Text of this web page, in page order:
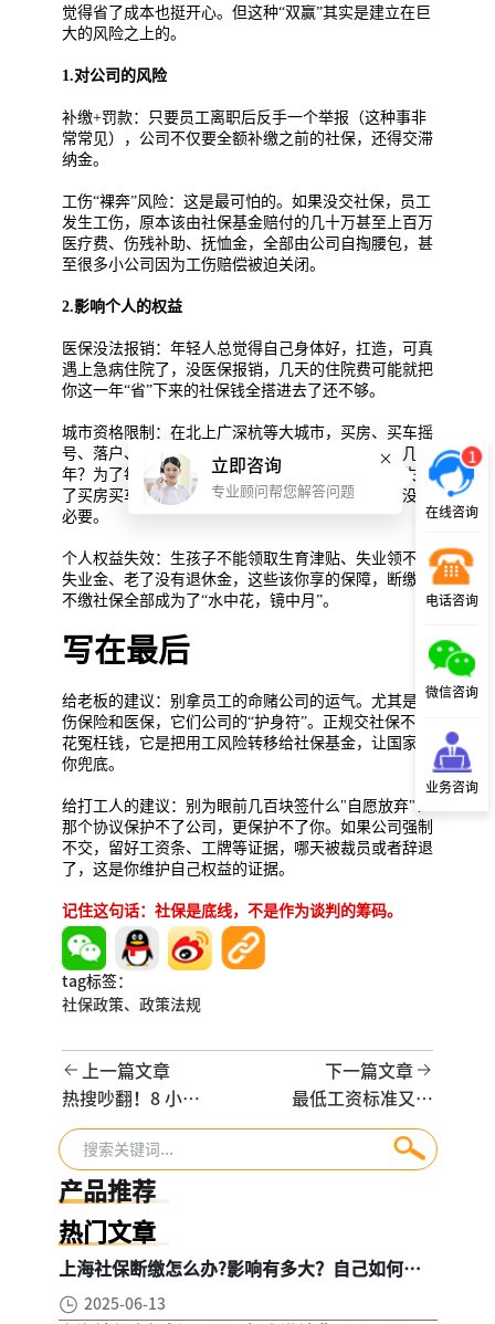
觉得省了成本也挺开心。但这种“双赢”其实是建立在巨
大的风险之上的。
1.对公司的风险
补缴+罚款：只要员工离职后反手一个举报（这种事非
常常见），公司不仅要全额补缴之前的社保，还得交滞
纳金。
工伤“裸奔”风险：这是最可怕的。如果没交社保，员工
发生工伤，原本该由社保基金赔付的几十万甚至上百万
医疗费、伤残补助、抚恤金，全部由公司自掏腰包，甚
至很多小公司因为工伤赔偿被迫关闭。
2.影响个人的权益
医保没法报销：年轻人总觉得自己身体好，扛造，可真
遇上急病住院了，没医保报销，几天的住院费可能就把
你这一年“省”下来的社保钱全搭进去了还不够。
城市资格限制：在北上广深杭等大城市，买房、买车摇
号、落户、孩子上学，哪样不要求社保连着交满好几
年？为了每个月多拿几百块现金，导致断缴不缴，失去
了买房买车资格，小孩还不能上学，得不偿失，很没有
必要。
个人权益失效：生孩子不能领取生育津贴、失业领不到
失业金、老了没有退休金，这些该你享的保障，断缴或
不缴社保全部成为了“水中花，镜中月”。
写在最后
给老板的建议：别拿员工的命赌公司的运气。尤其是工
伤保险和医保，它们公司的“护身符”。正规交社保不是
花冤枉钱，它是把用工风险转移给社保基金，让国家给
你兜底。
给打工人的建议：别为眼前几百块签什么"自愿放弃"！
那个协议保护不了公司，更保护不了你。如果公司强制
不交，留好工资条、工牌等证据，哪天被裁员或者辞退
了，这是你维护自己权益的证据。
记住这句话：社保是底线，不是作为谈判的筹码。
tag标签：
社保政策、 政策法规
上一篇文章
热搜吵翻！8 小时
工作制包含午休
吗？
下一篇文章
最低工资标准又调
整了，技能人才推
出分类薪资指引发
产品推荐
热门文章
上海社保断缴怎么办?影响有多大？自己如何续
2025-06-13
1
在线咨询
电话咨询
微信咨询
业务咨询
立即咨询
专业顾问帮您解答问题